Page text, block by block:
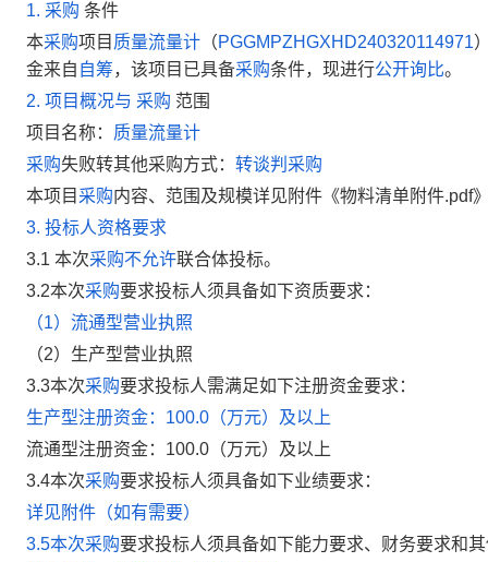
1. 采购 条件
本采购项目 质量流量计 （PGGMPZHGXHD240320114971
金来自 自筹，该项目已具备采购条件，现进行公开询比。
2. 项目概况与 采购 范围
项目名称： 质量流量计
采购失败转其他采购方式： 转谈判采购
本项目 采购内容、范围及规模详见附件《物料清单附件.pdf
3. 投标人资格要求
3.1 本次采购不允许联合体投标。
3.2本次采购要求投标人须具备如下资质要求：
（1）流通型营业执照
（2）生产型营业执照
3.3本次采购要求投标人需满足如下注册资金要求：
生产型注册资金：100.0（万元）及以上
流通型注册资金：100.0（万元）及以上
3.4本次采购要求投标人须具备如下业绩要求：
详见附件（如有需要）
3.5本次采购要求投标人须具备如下能力要求、财务要求和